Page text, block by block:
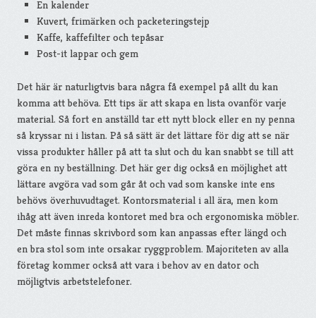
En kalender
Kuvert, frimärken och packeteringstejp
Kaffe, kaffefilter och tepåsar
Post-it lappar och gem
Det här är naturligtvis bara några få exempel på allt du kan
komma att behöva. Ett tips är att skapa en lista ovanför varje
material. Så fort en anställd tar ett nytt block eller en ny penna
så kryssar ni i listan. På så sätt är det lättare för dig att se när
vissa produkter håller på att ta slut och du kan snabbt se till att
göra en ny beställning. Det här ger dig också en möjlighet att
lättare avgöra vad som går åt och vad som kanske inte ens
behövs överhuvudtaget. Kontorsmaterial i all ära, men kom
ihåg att även inreda kontoret med bra och ergonomiska möbler.
Det måste finnas skrivbord som kan anpassas efter längd och
en bra stol som inte orsakar ryggproblem. Majoriteten av alla
företag kommer också att vara i behov av en dator och
möjligtvis arbetstelefoner.